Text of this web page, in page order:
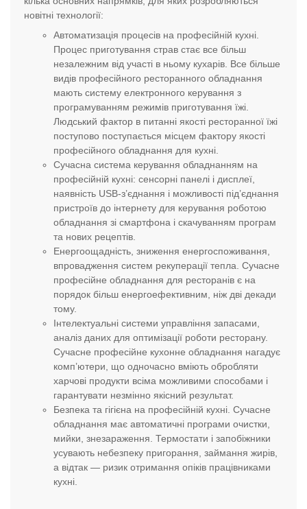
новітні технології:
Автоматизація процесів на професійній кухні.
Процес приготування страв стає все більш
незалежним від участі в ньому кухарів. Все більше
видів професійного ресторанного обладнання
мають систему електронного керування з
програмуванням режимів приготування їжі.
Людський фактор в питанні якості ресторанної їжі
поступово поступається місцем фактору якості
професійного обладнання для кухні.
Сучасна система керування обладнанням на
професійній кухні: сенсорні панелі і дисплеї,
наявність USB-з’єднання і можливості під’єднання
пристроїв до інтернету для керування роботою
обладнання зі смартфона і скачуванням програм
та нових рецептів.
Енергоощадність, зниження енергоспоживання,
впровадження систем рекуперації тепла. Сучасне
професійне обладнання для ресторанів є на
порядок більш енергоефективним, ніж дві декади
тому.
Інтелектуальні системи управління запасами,
аналіз даних для оптимізації роботи ресторану.
Сучасне професійне кухонне обладнання нагадує
комп’ютери, що одночасно вміють обробляти
харчові продукти всіма можливими способами і
гарантувати незмінно якісний результат.
Безпека та гігієна на професійній кухні. Сучасне
обладнання має автоматичні програми очистки,
мийки, знезараження. Термостати і запобіжники
усувають небезпеку пригорання, займання жирів,
а відтак — ризик отримання опіків працівниками
кухні.